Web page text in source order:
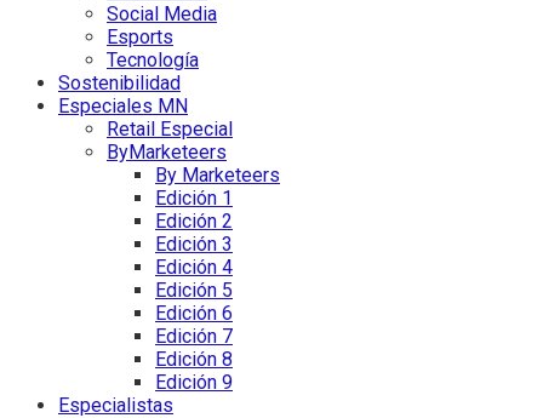
Social Media
Esports
Tecnología
Sostenibilidad
Especiales MN
Retail Especial
ByMarketeers
By Marketeers
Edición 1
Edición 2
Edición 3
Edición 4
Edición 5
Edición 6
Edición 7
Edición 8
Edición 9
Especialistas